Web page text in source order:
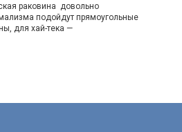
раковина довольно
подойдут прямоугольные
для хай-тека —